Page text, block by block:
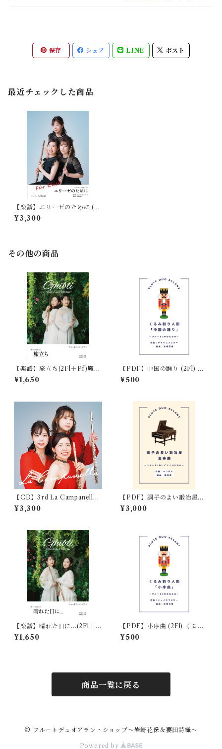
保存 シェア LINE ポスト
最近チェックした商品
【楽譜】エリーゼのために (2
Fl＋Pf) ベートーヴェン作曲 /
編曲:松﨑国生
¥3,300
その他の商品
【楽譜】旅立ち(2Fl＋Pf)魔女
の宅急便 ジブリ
¥1,650
【PDF】中国の踊り (2Fl) く
るみ割り人形
¥500
【CD】3rd La Campanella
ラカンパネラ
¥3,300
【PDF】調子のよい鍛冶屋に
よる変奏曲 (2Fl＋Pf) ヘンデ
ル作曲 / 編曲:森亮平
¥3,000
【楽譜】晴れた日に...(2Fl＋P
f)魔女の宅急便 ジブリ
¥1,650
【PDF】小序曲 (2Fl) くるみ
割り人形
¥500
商品一覧に戻る
© フルートデュオアラン・ショップ〜岩崎花保＆要田詩織〜
Powered by